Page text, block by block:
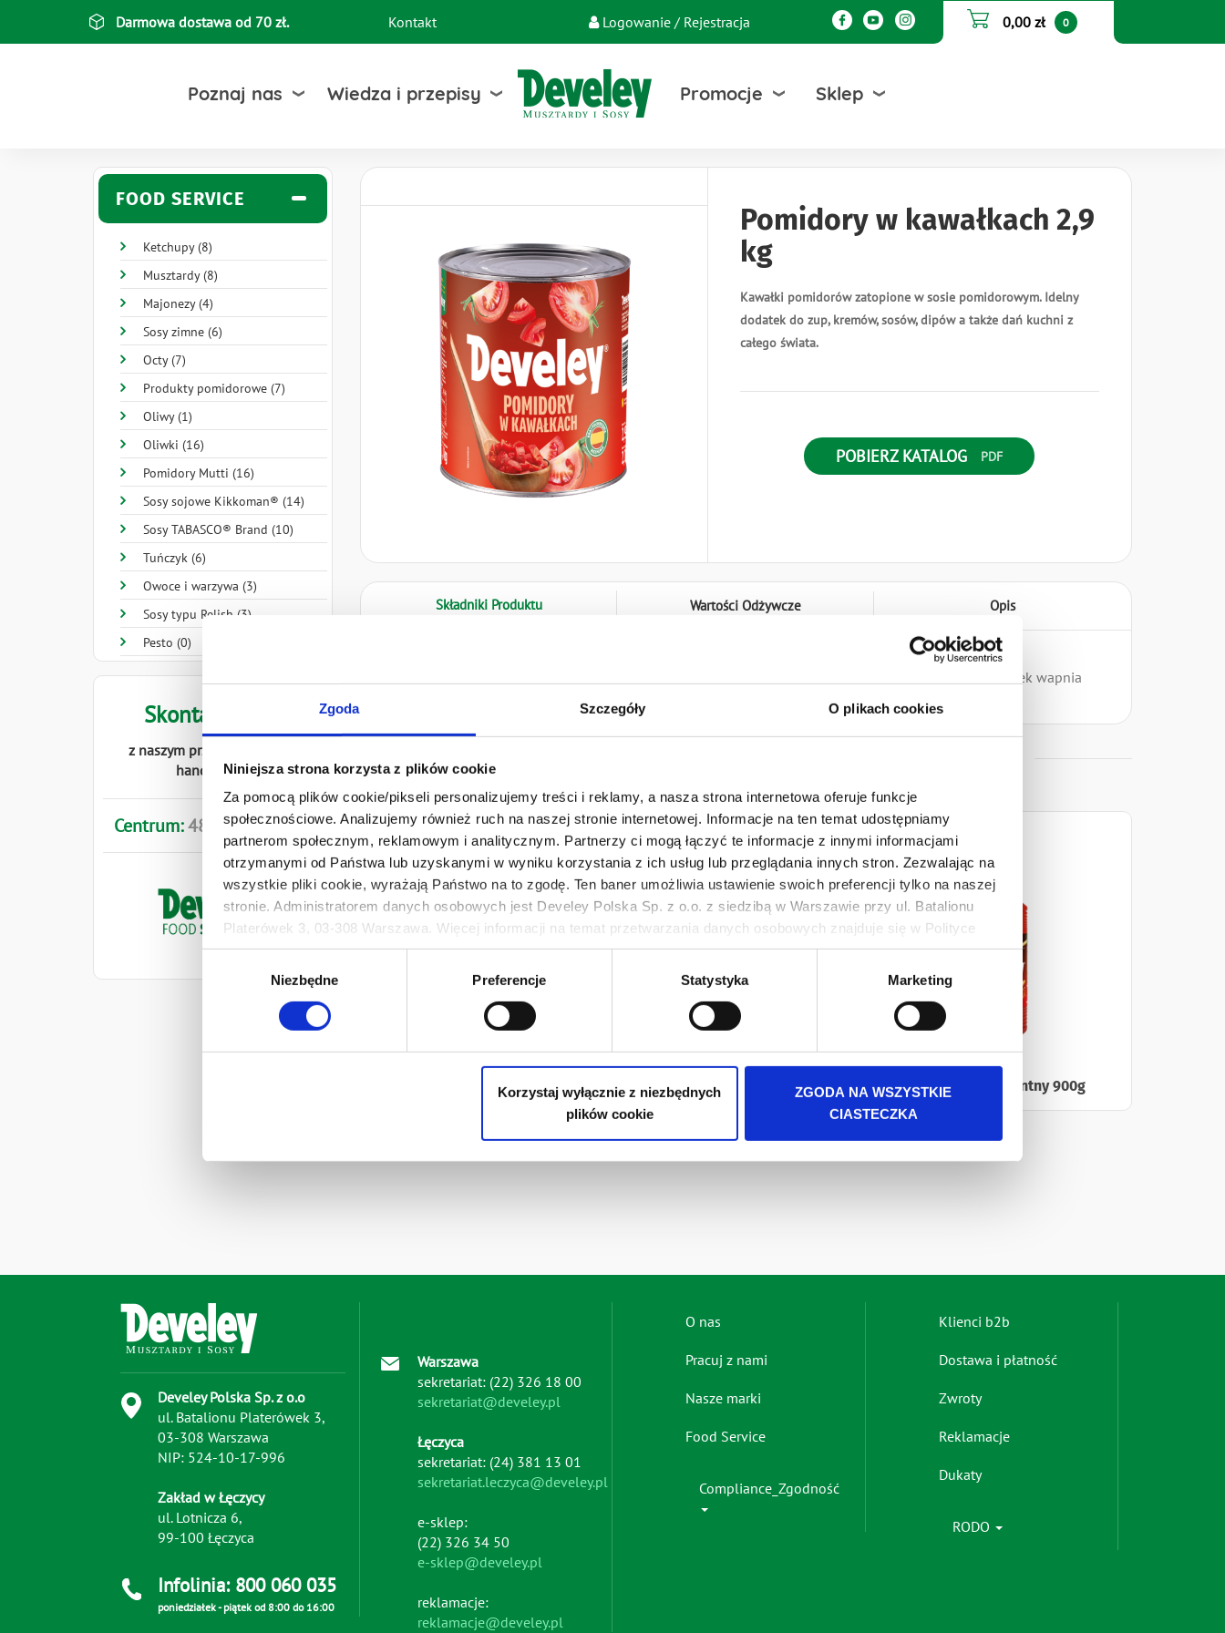
Zgoda Szczegóły O plikach cookies
Niniejsza strona korzysta z plików cookie
Za pomocą plików cookie/pikseli personalizujemy treści i reklamy, a nasza strona internetowa oferuje funkcje
społecznościowe. Analizujemy również ruch na naszej stronie internetowej. Informacje na ten temat udostępniamy
partnerom społecznym, reklamowym i analitycznym. Partnerzy ci mogą łączyć te informacje z innymi informacjami
otrzymanymi od Państwa lub uzyskanymi w wyniku korzystania z ich usług lub przeglądania innych stron. Zezwalając na
wszystkie pliki cookie, wyrażają Państwo na to zgodę. Ten baner umożliwia ustawienie swoich preferencji tylko na naszej
stronie. Administratorem danych osobowych jest Develey Polska Sp. z o.o. z siedzibą w Warszawie przy ul. Batalionu
Platerówek 3, 03-308 Warszawa. Więcej informacji na temat przetwarzania danych osobowych znajduje się w Polityce
Prywatności.
Ten baner umożliwia ustawienie Twoich preferencji tylko na naszej stronie. Administratorem danych osobowych jest
przetwarzaniu danych osobowych jest wPolityki prywatności
Niezbędne Preferencje Statystyka Marketing
Korzystaj wyłącznie z niezbędnych
plików cookie
ZGODA NA WSZYSTKIE
CIASTECZKA
Darmowa dostawa od 70 zł. Kontakt Logowanie / Rejestracja 0,00 zł 0
Poznaj nas Wiedza i przepisy Promocje Sklep
FOOD SERVICE
Ketchupy (8)
Musztardy (8)
Majonezy (4)
Sosy zimne (6)
Octy (7)
Produkty pomidorowe (7)
Oliwy (1)
Oliwki (16)
Pomidory Mutti (16)
Sosy sojowe Kikkoman® (14)
Sosy TABASCO® Brand (10)
Tuńczyk (6)
Owoce i warzywa (3)
Sosy typu Relish (3)
Pesto (0)
Skontaktuj się
z naszym przedstawicielem
handlowym
Centrum: 48 691522348
Pomidory w kawałkach 2,9
kg
Kawałki pomidorów zatopione w sosie pomidorowym. Idelny
dodatek do zup, kremów, sosów, dipów a także dań kuchni z
całego świata.
POBIERZ KATALOG
Składniki Produktu
pomidory (67%), sok pomidorowy (32,7%), sól, regulator kwasowości: kwas cytrynowy, stabilizator: chlorek wapnia
Wartości Odżywcze Opis
Inne Produkty Food service
Ketchup Saszetka 12g Ketchup Łagodny 900g Ketchup Pikantny 900g
Develey Polska Sp. z o.o
ul. Batalionu Platerówek 3,
03-308 Warszawa
NIP: 524-10-17-996
Zakład w Łęczycy
ul. Lotnicza 6,
99-100 Łęczyca
Infolinia: 800 060 035
poniedziałek - piątek od 8:00 do 16:00
Warszawa
sekretariat: (22) 326 18 00
sekretariat@develey.pl
Łęczyca
sekretariat: (24) 381 13 01
sekretariat.leczyca@develey.pl
e-sklep:
(22) 326 34 50
e-sklep@develey.pl
reklamacje:
reklamacje@develey.pl
Footer
menu
O nas
Pracuj z nami
Nasze marki
Food Service
Compliance_Zgodność
Footer
menu
Klienci b2b
Dostawa i płatność
Zwroty
Reklamacje
Dukaty
RODO